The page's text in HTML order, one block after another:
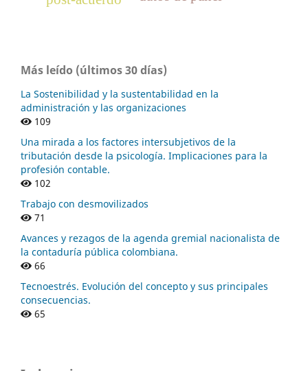
Más leído (últimos 30 días)
La Sostenibilidad y la sustentabilidad en la
administración y las organizaciones
109
Una mirada a los factores intersubjetivos de la
tributación desde la psicología. Implicaciones para la
profesión contable.
102
Trabajo con desmovilizados
71
Avances y rezagos de la agenda gremial nacionalista de
la contaduría pública colombiana.
66
Tecnoestrés. Evolución del concepto y sus principales
consecuencias.
65